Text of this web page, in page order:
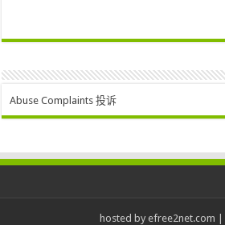
Abuse Complaints 投诉
hosted by efree2net.com